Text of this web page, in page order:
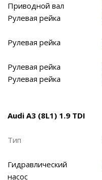
Приводной вал
Рулевая рейка
Рулевая рейка
Рулевая рейка
Рулевая рейка
Audi A3 (8L1) 1.9 TDI
Тип
Гидравлический
насос